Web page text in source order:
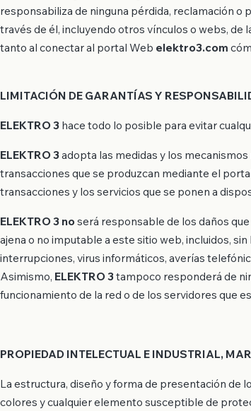
responsabiliza de ninguna pérdida, reclamación o
través de él, incluyendo otros vínculos o webs, de
tanto al conectar al portal Web elektro3.com
LIMITACIÓN DE GARANTÍAS Y
ELEKTRO 3 hace todo lo posible para evitar
ELEKTRO 3 adopta las medidas y los
transacciones que se produzcan mediante el
transacciones y los servicios que se ponen a
ELEKTRO 3 no será responsable de los daños
ajena o no imputable a este sitio web, incluidos,
interrupciones, virus informáticos, averías
Asimismo, ELEKTRO 3 tampoco responderá de
funcionamiento de la red o de los servidores que
PROPIEDAD INTELECTUAL E INDUSTRIAL,
La estructura, diseño y forma de presentación de
colores y cualquier elemento susceptible de